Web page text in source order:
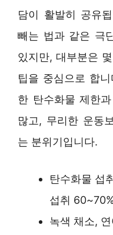
담이 활발히 공유
빼는 법과 같은 극
있지만, 대부분은
팁을 중심으로 합
한 탄수화물 제한
많고, 무리한 운동
는 분위기입니다.
탄수화물 섭
섭취
녹색 채소,